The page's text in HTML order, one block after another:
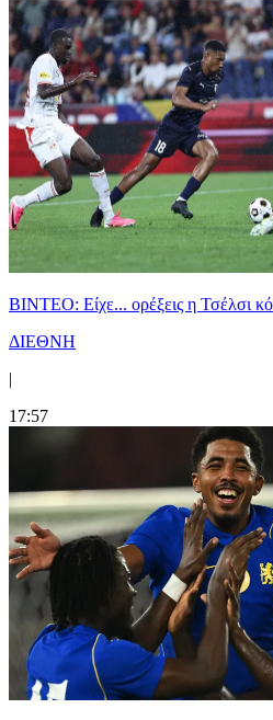
BINTEO: Είχε... ορέξεις η Τσέλσι
ΔΙΕΘΝΗ
|
17:57